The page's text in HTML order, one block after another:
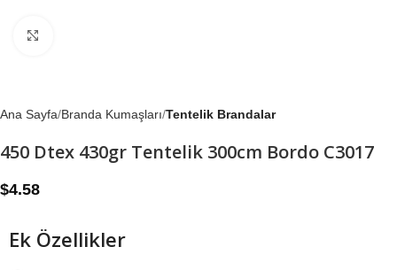
Ana Sayfa Branda Kumaşları Tentelik Brandalar
450 Dtex 430gr Tentelik 300cm Bordo C3017
$4.58
Ek Özellikler